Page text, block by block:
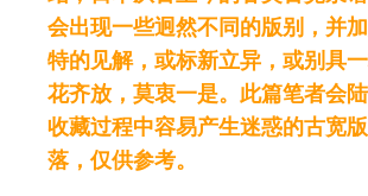
会出现一些迥然不同的版别，并
特的见解，或标新立异，或别具
花齐放，莫衷一是。此篇笔者会
收藏过程中容易产生迷惑的古宽
落，仅供参考。